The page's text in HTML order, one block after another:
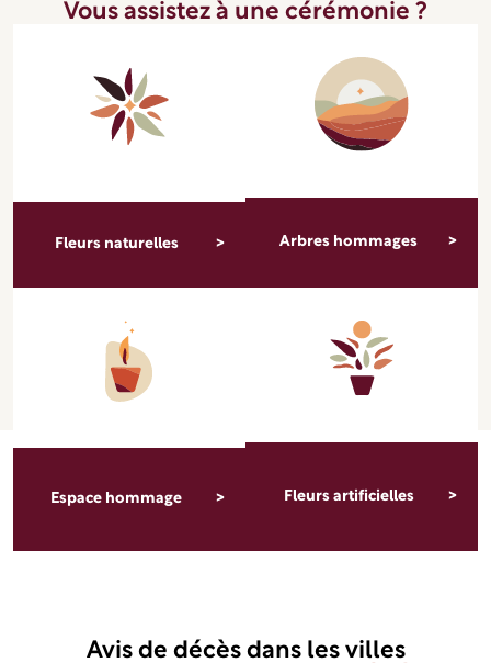
Vous assistez à une cérémonie ?
Fleurs naturelles Arbres hommages
Espace hommage Fleurs artificielles
Avis de décès dans les villes